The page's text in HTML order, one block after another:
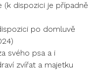
(k dispozici je případně
po domluvě
svého psa a i
zvířat a majetku